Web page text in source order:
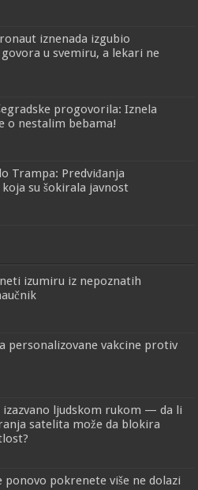
iznenada izgubio
u svemiru, a lekari ne
progovorila: Iznela
o nestalim bebama!
Trampa: Predviđanja
su šokirala javnost
izumiru iz nepoznatih
personalizovane vakcine protiv
izazvano ljudskom rukom — da li
satelita može da blokira
ponovo pokrenete više ne dolazi